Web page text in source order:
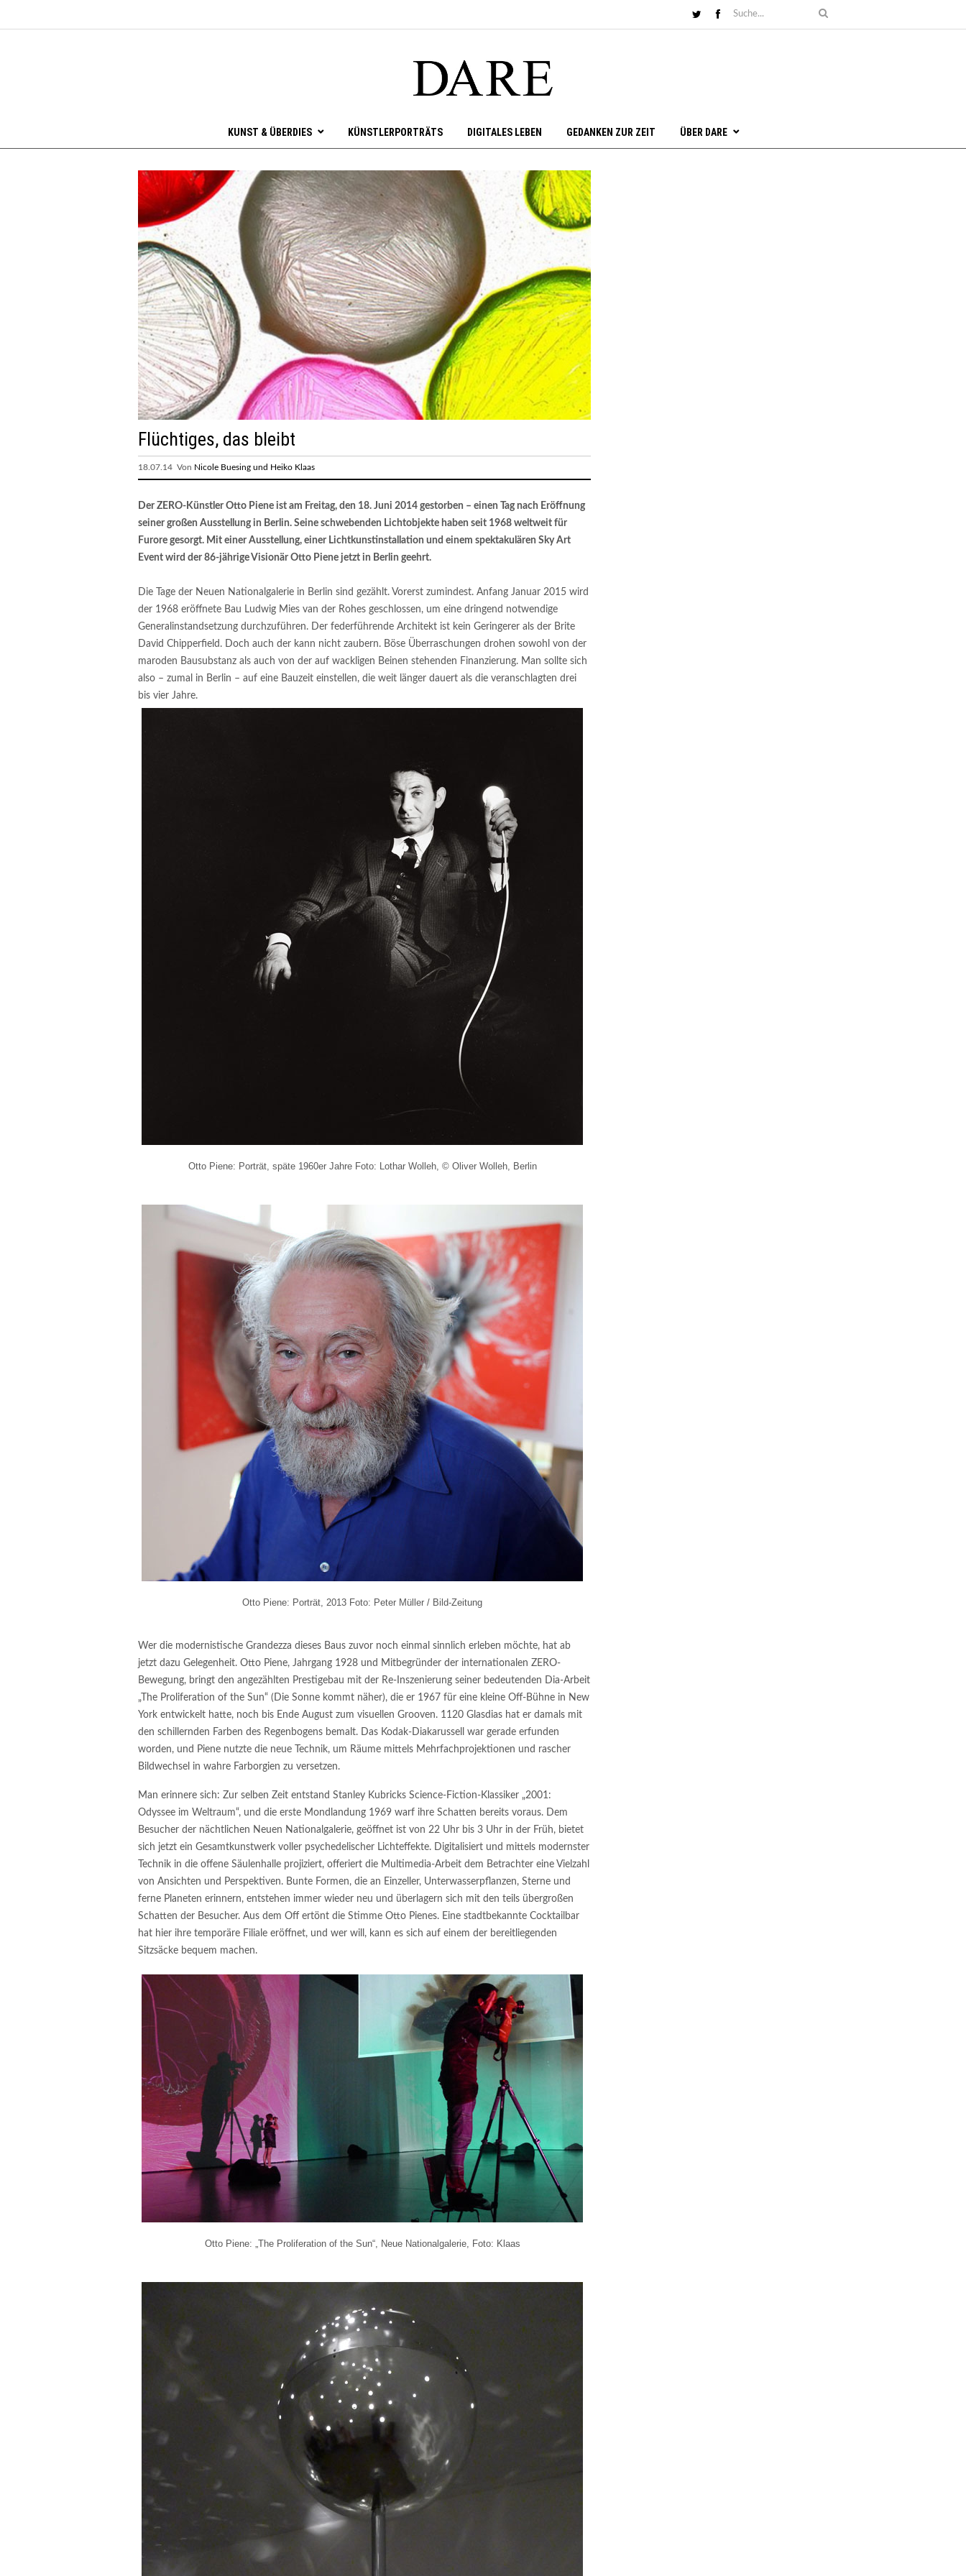
KUNST & ÜBERDIES KÜNSTLERPORTRÄTS DIGITALES LEBEN GEDANKEN ZUR ZEIT ÜBER DARE
Flüchtiges, das bleibt
18.07.14 Von Nicole Buesing und Heiko Klaas
Der ZERO-Künstler Otto Piene ist am Freitag, den 18. Juni 2014 gestorben – einen Tag nach Eröffnung
seiner großen Ausstellung in Berlin. Seine schwebenden Lichtobjekte haben seit 1968 weltweit für
Furore gesorgt. Mit einer Ausstellung, einer Lichtkunstinstallation und einem spektakulären Sky Art
Event wird der 86-jährige Visionär Otto Piene jetzt in Berlin geehrt.
Die Tage der Neuen Nationalgalerie in Berlin sind gezählt. Vorerst zumindest. Anfang Januar 2015 wird
der 1968 eröffnete Bau Ludwig Mies van der Rohes geschlossen, um eine dringend notwendige
Generalinstandsetzung durchzuführen. Der federführende Architekt ist kein Geringerer als der Brite
David Chipperfield. Doch auch der kann nicht zaubern. Böse Überraschungen drohen sowohl von der
maroden Bausubstanz als auch von der auf wackligen Beinen stehenden Finanzierung. Man sollte sich
also – zumal in Berlin – auf eine Bauzeit einstellen, die weit länger dauert als die veranschlagten drei
bis vier Jahre.
Otto Piene: Porträt, späte 1960er Jahre Foto: Lothar Wolleh, © Oliver Wolleh, Berlin
Otto Piene: Porträt, 2013 Foto: Peter Müller / Bild-Zeitung
Wer die modernistische Grandezza dieses Baus zuvor noch einmal sinnlich erleben möchte, hat ab
jetzt dazu Gelegenheit. Otto Piene, Jahrgang 1928 und Mitbegründer der internationalen ZERO-
Bewegung, bringt den angezählten Prestigebau mit der Re-Inszenierung seiner bedeutenden Dia-Arbeit
„The Proliferation of the Sun“ (Die Sonne kommt näher), die er 1967 für eine kleine Off-Bühne in New
York entwickelt hatte, noch bis Ende August zum visuellen Grooven. 1120 Glasdias hat er damals mit
den schillernden Farben des Regenbogens bemalt. Das Kodak-Diakarussell war gerade erfunden
worden, und Piene nutzte die neue Technik, um Räume mittels Mehrfachprojektionen und rascher
Bildwechsel in wahre Farborgien zu versetzen.
Man erinnere sich: Zur selben Zeit entstand Stanley Kubricks Science-Fiction-Klassiker „2001:
Odyssee im Weltraum“, und die erste Mondlandung 1969 warf ihre Schatten bereits voraus. Dem
Besucher der nächtlichen Neuen Nationalgalerie, geöffnet ist von 22 Uhr bis 3 Uhr in der Früh, bietet
sich jetzt ein Gesamtkunstwerk voller psychedelischer Lichteffekte. Digitalisiert und mittels modernster
Technik in die offene Säulenhalle projiziert, offeriert die Multimedia-Arbeit dem Betrachter eine Vielzahl
von Ansichten und Perspektiven. Bunte Formen, die an Einzeller, Unterwasserpflanzen, Sterne und
ferne Planeten erinnern, entstehen immer wieder neu und überlagern sich mit den teils übergroßen
Schatten der Besucher. Aus dem Off ertönt die Stimme Otto Pienes. Eine stadtbekannte Cocktailbar
hat hier ihre temporäre Filiale eröffnet, und wer will, kann es sich auf einem der bereitliegenden
Sitzsäcke bequem machen.
Otto Piene: „The Proliferation of the Sun“, Neue Nationalgalerie, Foto: Klaas